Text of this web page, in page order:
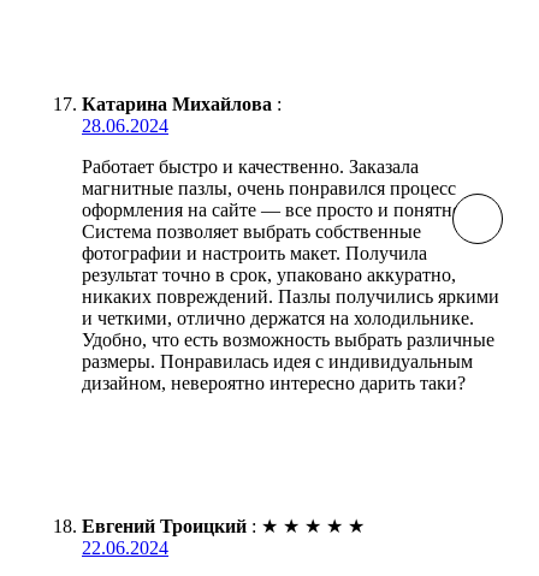
Катарина Михайлова :
28.06.2024
Работает быстро и качественно. Заказала
магнитные пазлы, очень понравился процесс
оформления на сайте — все просто и понятно.
Система позволяет выбрать собственные
фотографии и настроить макет. Получила
результат точно в срок, упаковано аккуратно,
никаких повреждений. Пазлы получились яркими
и четкими, отлично держатся на холодильнике.
Удобно, что есть возможность выбрать различные
размеры. Понравилась идея с индивидуальным
дизайном, невероятно интересно дарить таки?
Евгений Троицкий : ★ ★ ★ ★ ★
22.06.2024